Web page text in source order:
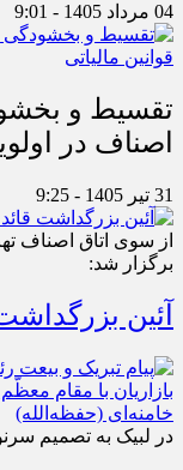
04 مرداد 1405 - 9:01
تقسیط و
اصناف در
31 تیر 1405 - 9:25
از سوی اتاق اصناف
برگزار شد:
آئین
در لبیک به تصمیم